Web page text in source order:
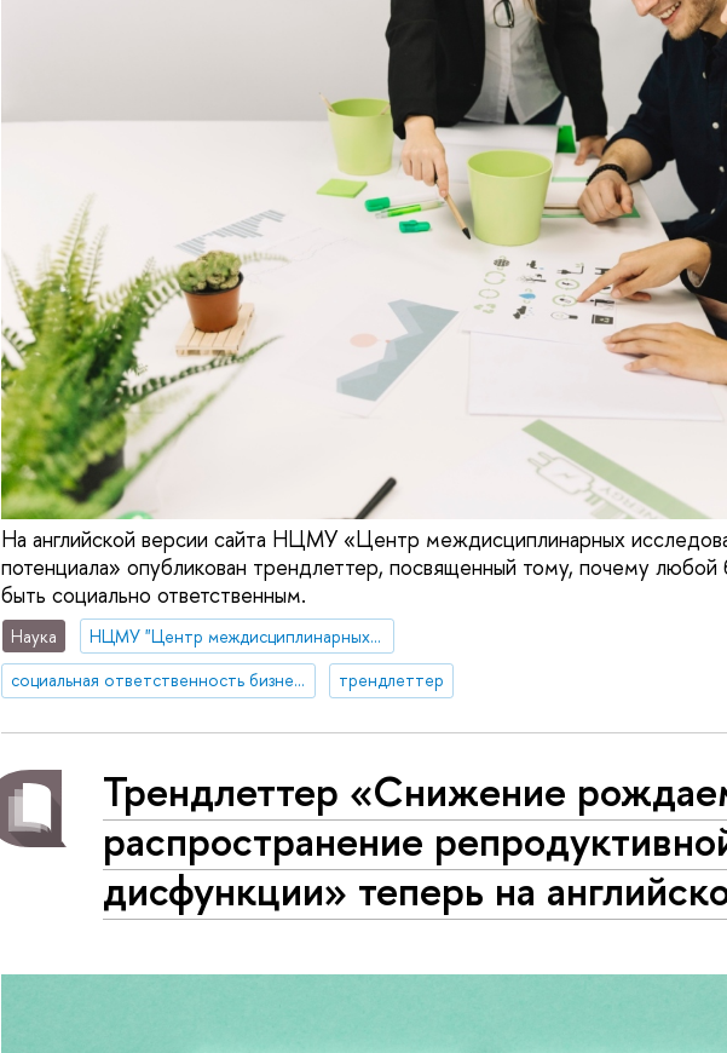
На английской версии сайта НЦМУ «Центр междисциплинарных
потенциала» опубликован трендлеттер, посвященный тому, почему
быть социально ответственным.
Наука
НЦМУ "Центр междисциплинарных исследований человеческого потенциала"
социальная ответственность бизнеса
трендлеттер
Трендлеттер «Снижение
распространение
дисфункции» теперь на